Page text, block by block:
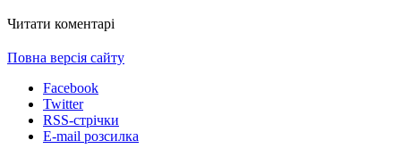
Читати коментарі
Повна версія сайту
Facebook
Twitter
RSS-стрічки
E-mail розсилка